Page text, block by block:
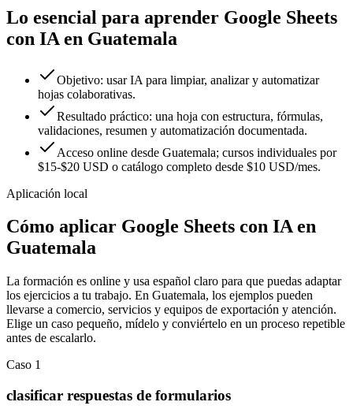
Lo esencial para aprender Google Sheets
con IA en Guatemala
Objetivo: usar IA para limpiar, analizar y automatizar
hojas colaborativas.
Resultado práctico: una hoja con estructura, fórmulas,
validaciones, resumen y automatización documentada.
Acceso online desde Guatemala; cursos individuales por
$15-$20 USD o catálogo completo desde $10 USD/mes.
Aplicación local
Cómo aplicar Google Sheets con IAen
Guatemala
La formación es online y usa español claro para que puedas adaptar
los ejercicios a tu trabajo. En Guatemala, los ejemplos pueden
llevarse a comercio, servicios y equipos de exportación y atención.
Elige un caso pequeño, mídelo y conviértelo en un proceso repetible
antes de escalarlo.
Caso 1
clasificar respuestas de formularios